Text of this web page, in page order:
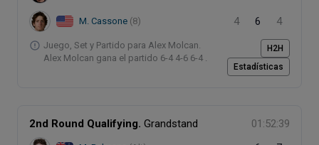
M. Cassone (8) 4 6 4
Juego, Set y Partido para Alex Molcan.
Alex Molcan gana el partido 6-4 4-6 6-4 .
H2H
Estadísticas
2nd Round Qualifying. Grandstand 01:52:39